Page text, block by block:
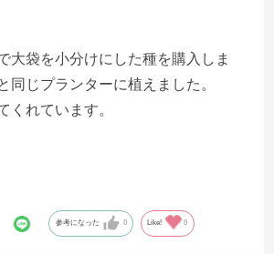
大袋を小分けにした種を購入しま
同じプランターに植えました。
くれています。
参考になった 0 Like! 0